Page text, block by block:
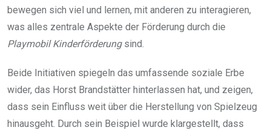
bewegen sich viel und lernen, mit anderen zu interagieren,
was alles zentrale Aspekte der Förderung durch die
Playmobil Kinderförderungsind.
Beide Initiativen spiegeln das umfassende soziale Erbe
wider, das Horst Brandstätter hinterlassen hat, und zeigen,
dass sein Einfluss weit über die Herstellung von Spielzeug
hinausgeht. Durch sein Beispiel wurde klargestellt, dass